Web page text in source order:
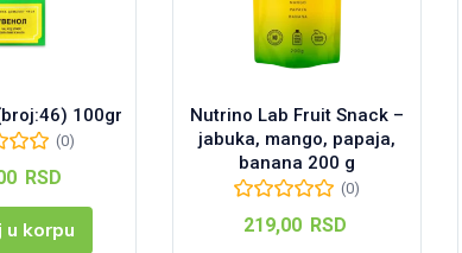
100gr
(0)
RSD
u korpu
Nutrino Lab Fruit Snack –
jabuka, mango, papaja,
banana 200 g
(0)
219,00 RSD